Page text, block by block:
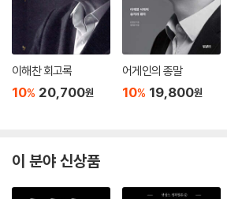
이해찬 회고록
10% 20,700원
어게인의 종말
10% 19,800원
이 분야 신상품